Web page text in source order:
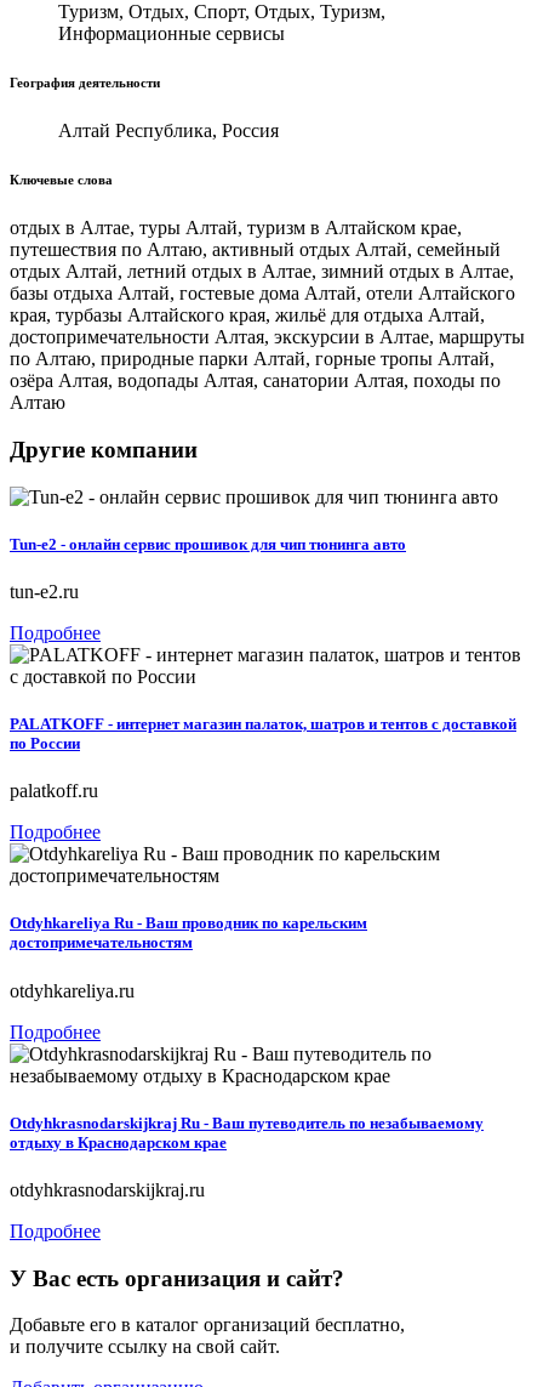
Туризм, Отдых, Спорт, Отдых, Туризм,
Информационные сервисы
География деятельности
Алтай Республика, Россия
Ключевые слова
отдых в Алтае, туры Алтай, туризм в Алтайском крае,
путешествия по Алтаю, активный отдых Алтай, семейный
отдых Алтай, летний отдых в Алтае, зимний отдых в Алтае,
базы отдыха Алтай, гостевые дома Алтай, отели Алтайского
края, турбазы Алтайского края, жильё для отдыха Алтай,
достопримечательности Алтая, экскурсии в Алтае, маршруты
по Алтаю, природные парки Алтай, горные тропы Алтай,
озёра Алтая, водопады Алтая, санатории Алтая, походы по
Алтаю
Другие компании
Tun-e2 - онлайн сервис прошивок для чип тюнинга авто
tun-e2.ru
Подробнее
PALATKOFF - интернет магазин палаток, шатров и тентов с доставкой
по России
palatkoff.ru
Подробнее
Otdyhkareliya Ru - Ваш проводник по карельским
достопримечательностям
otdyhkareliya.ru
Подробнее
Otdyhkrasnodarskijkraj Ru - Ваш путеводитель по незабываемому
отдыху в Краснодарском крае
otdyhkrasnodarskijkraj.ru
Подробнее
У Вас есть организация и сайт?
Добавьте его в каталог организаций бесплатно,
и получите ссылку на свой сайт.